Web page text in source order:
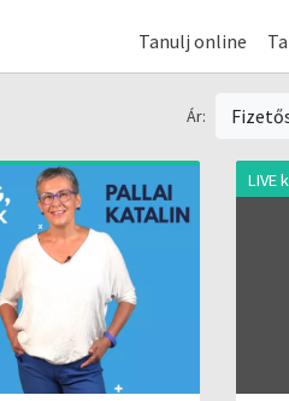
Tanulj online
Ár:
LIVE